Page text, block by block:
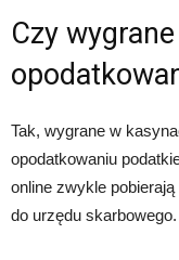
Czy
Tak, wygrane w
opodatkowaniu
online zwykle
do urzędu skarbowego.